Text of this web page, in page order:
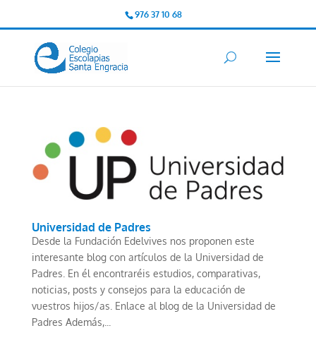
976 37 10 68
Universidad de Padres
Desde la Fundación Edelvives nos proponen este
interesante blog con artículos de la Universidad de
Padres. En él encontraréis estudios, comparativas,
noticias, posts y consejos para la educación de
vuestros hijos/as. Enlace al blog de la Universidad de
Padres Además,...